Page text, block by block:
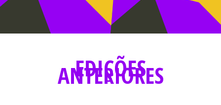
EDIÇÕES
ANTERIORES